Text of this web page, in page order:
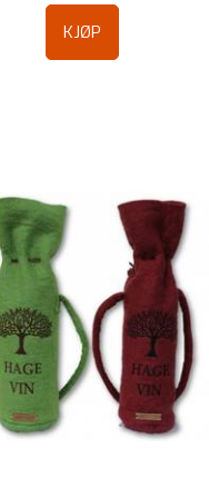
KJØP